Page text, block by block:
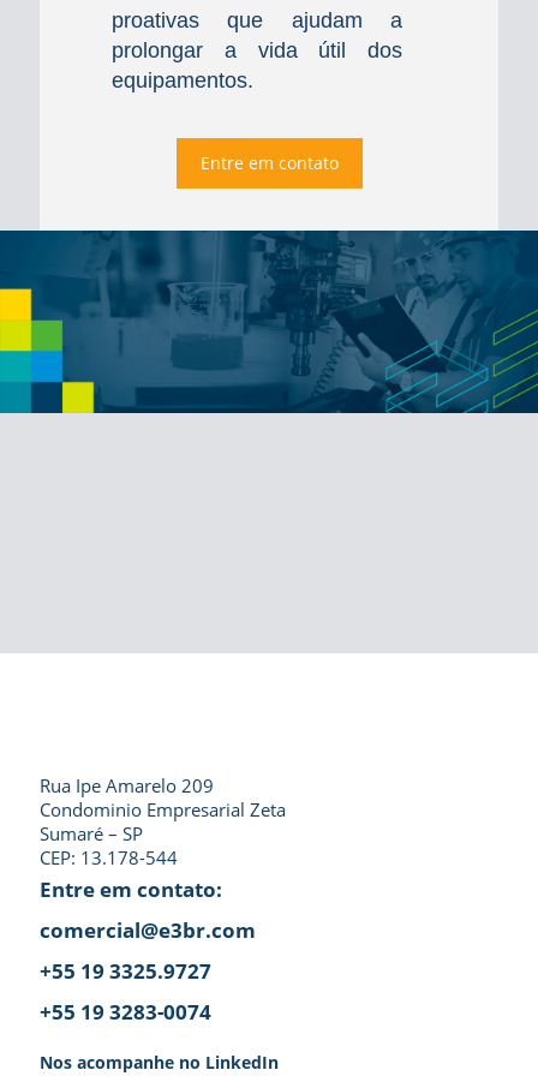
proativas que ajudam a
prolongar a vida útil dos
equipamentos.
Entre em contato
Rua Ipe Amarelo 209
Condominio Empresarial Zeta
Sumaré – SP
CEP: 13.178-544
Entre em contato:
comercial@e3br.com
+55 19 3325.9727
+55 19 3283-0074
Nos acompanhe no LinkedIn